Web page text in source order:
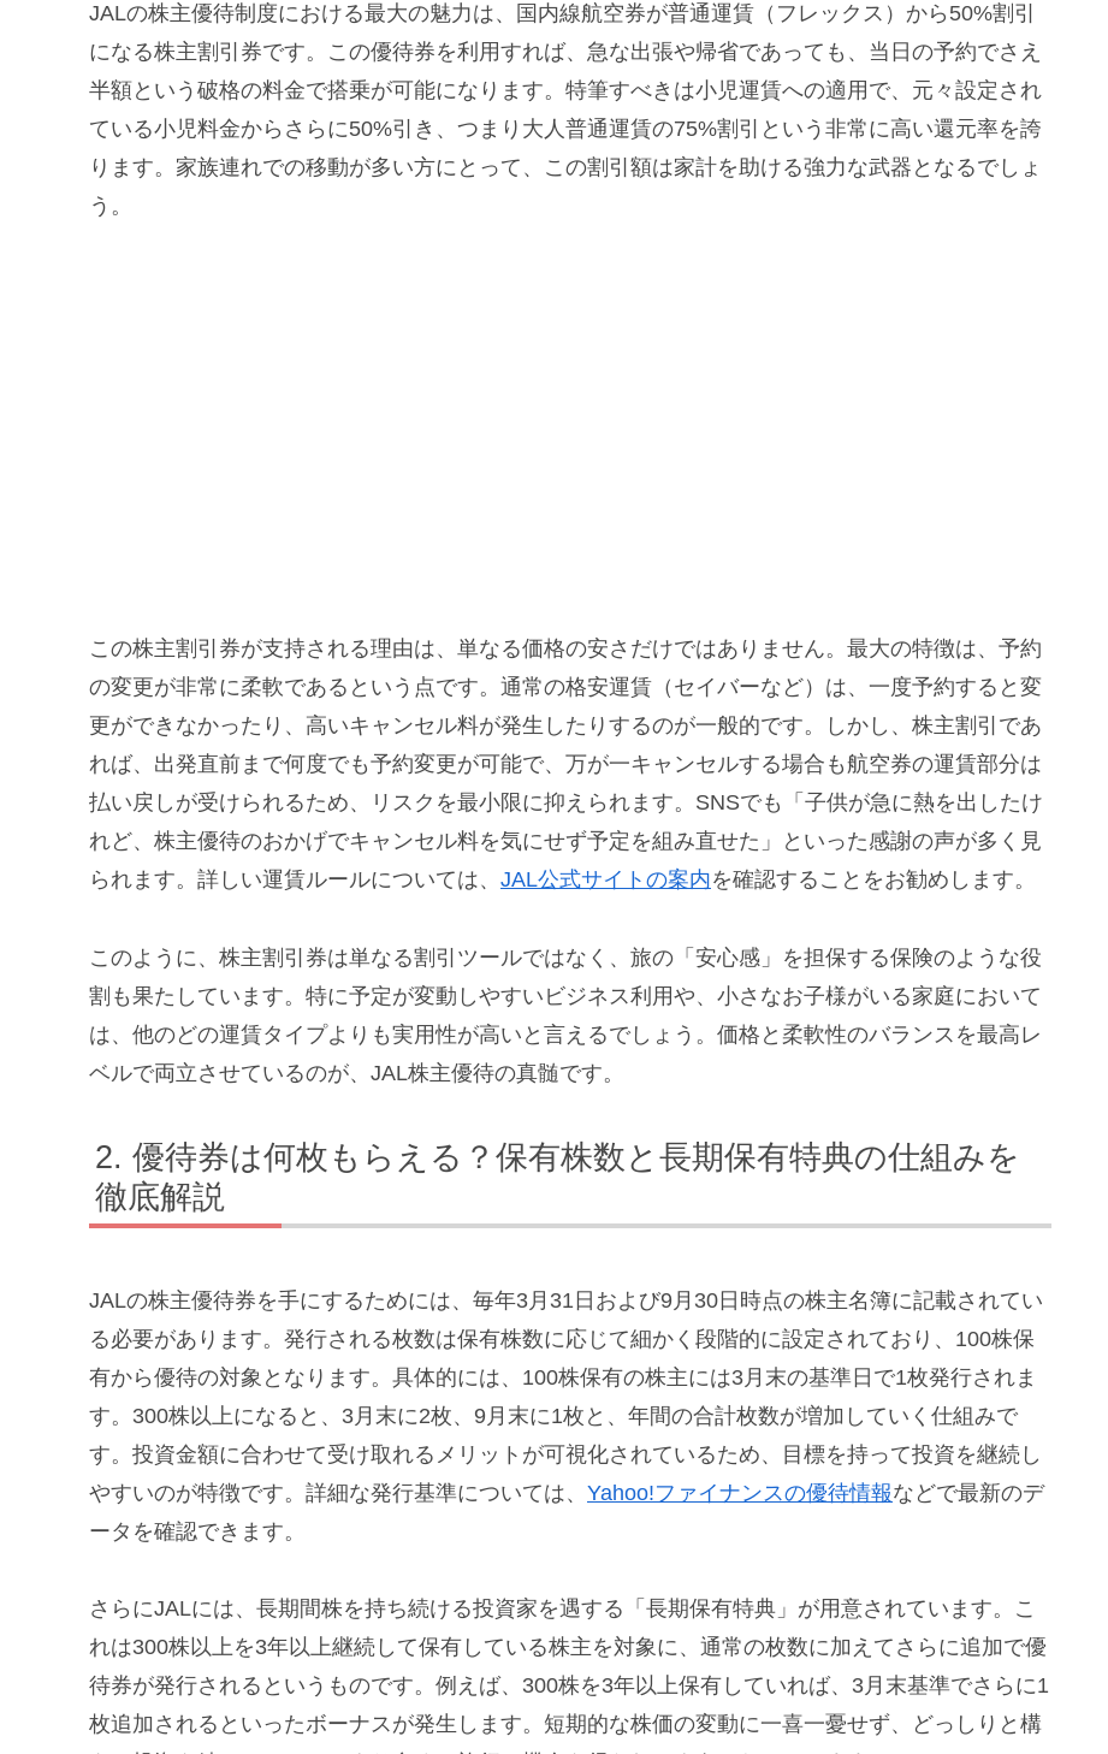
JALの株主優待制度における最大の魅力は、国内線航空券が普通運賃（フレックス）から50%割引
になる株主割引券です。この優待券を利用すれば、急な出張や帰省であっても、当日の予約でさえ
半額という破格の料金で搭乗が可能になります。特筆すべきは小児運賃への適用で、元々設定され
ている小児料金からさらに50%引き、つまり大人普通運賃の75%割引という非常に高い還元率を誇
ります。家族連れでの移動が多い方にとって、この割引額は家計を助ける強力な武器となるでしょ
う。
この株主割引券が支持される理由は、単なる価格の安さだけではありません。最大の特徴は、予約
の変更が非常に柔軟であるという点です。通常の格安運賃（セイバーなど）は、一度予約すると変
更ができなかったり、高いキャンセル料が発生したりするのが一般的です。しかし、株主割引であ
れば、出発直前まで何度でも予約変更が可能で、万が一キャンセルする場合も航空券の運賃部分は
払い戻しが受けられるため、リスクを最小限に抑えられます。SNSでも「子供が急に熱を出したけ
れど、株主優待のおかげでキャンセル料を気にせず予定を組み直せた」といった感謝の声が多く見
られます。詳しい運賃ルールについては、 JAL公式サイトの案内を確認することをお勧めします。
このように、株主割引券は単なる割引ツールではなく、旅の「安心感」を担保する保険のような役
割も果たしています。特に予定が変動しやすいビジネス利用や、小さなお子様がいる家庭において
は、他のどの運賃タイプよりも実用性が高いと言えるでしょう。価格と柔軟性のバランスを最高レ
ベルで両立させているのが、JAL株主優待の真髄です。
優待券は何枚もらえる？保有株数と長期保有特典の仕組みを
徹底解説
JALの株主優待券を手にするためには、毎年3月31日および9月30日時点の株主名簿に記載されてい
る必要があります。発行される枚数は保有株数に応じて細かく段階的に設定されており、100株保
有から優待の対象となります。具体的には、100株保有の株主には3月末の基準日で1枚発行されま
す。300株以上になると、3月末に2枚、9月末に1枚と、年間の合計枚数が増加していく仕組みで
す。投資金額に合わせて受け取れるメリットが可視化されているため、目標を持って投資を継続し
やすいのが特徴です。詳細な発行基準については、 Yahoo!ファイナンスの優待情報などで最新のデ
ータを確認できます。
さらにJALには、長期間株を持ち続ける投資家を遇する「長期保有特典」が用意されています。こ
れは300株以上を3年以上継続して保有している株主を対象に、通常の枚数に加えてさらに追加で優
待券が発行されるというものです。例えば、300株を3年以上保有していれば、3月末基準でさらに1
枚追加されるといったボーナスが発生します。短期的な株価の変動に一喜一憂せず、どっしりと構